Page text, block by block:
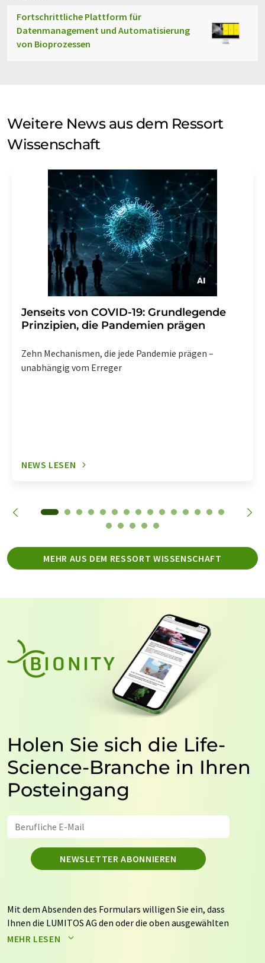
Fortschrittliche Plattform für
Datenmanagement und Automatisierung
von Bioprozessen
Weitere News aus dem Ressort
Wissenschaft
Jenseits von COVID-19: Grundlegende
Prinzipien, die Pandemien prägen
Zehn Mechanismen, die jede Pandemie prägen –
unabhängig vom Erreger
NEWS LESEN
MEHR AUS DEM RESSORT WISSENSCHAFT
Holen Sie sich die Life-
Science-Branche in Ihren
Posteingang
NEWSLETTER ABONNIEREN
Mit dem Absenden des Formulars willigen Sie ein, dass
Ihnen die LUMITOS AG den oder die oben ausgewählten
Newsletter per E-Mail zusendet. Ihre Daten werden
MEHR LESEN